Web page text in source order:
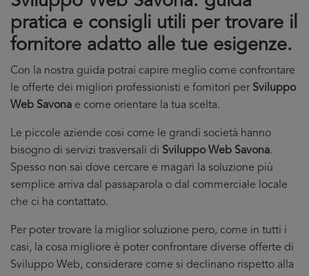
pratica e consigli utili per trovare il
fornitore adatto alle tue esigenze.
Con la nostra guida potrai capire meglio come confrontare
le offerte dei migliori professionisti e fornitori per Sviluppo
Web Savona e come orientare la tua scelta.
Le piccole aziende cosi come le grandi società hanno
bisogno di servizi trasversali di Sviluppo Web Savona.
Spesso non sai dove cercare e magari la soluzione più
semplice arriva dal passaparola o dal commerciale locale
che ci ha contattato.
Per poter trovare la miglior soluzione pero, come in tutti i
casi, la cosa migliore è poter confrontare diverse offerte di
Sviluppo Web, considerare come si declinano rispetto alla